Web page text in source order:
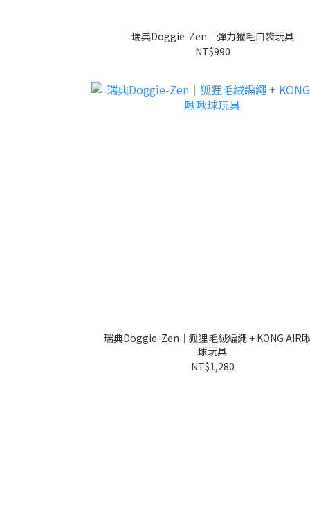
瑞典Doggie-Zen｜彈力獾毛口袋玩具
NT$990
瑞典Doggie-Zen｜狐狸毛絨編繩 + KONG AIR
球玩具
NT$1,280